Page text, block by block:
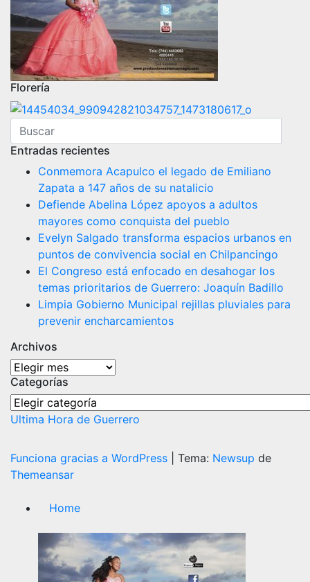
Florería
Entradas recientes
Conmemora Acapulco el legado de Emiliano
Zapata a 147 años de su natalicio
Defiende Abelina López apoyos a adultos
mayores como conquista del pueblo
Evelyn Salgado transforma espacios urbanos en
puntos de convivencia social en Chilpancingo
El Congreso está enfocado en desahogar los
temas prioritarios de Guerrero: Joaquín Badillo
Limpia Gobierno Municipal rejillas pluviales para
prevenir encharcamientos
Archivos
Archivos
Categorías
Categorías
Ultima Hora de Guerrero
Funciona gracias a WordPress Tema: Newsup de
Themeansar
Home